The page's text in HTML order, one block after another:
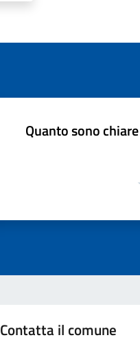
Quanto sono
Contatta il comune